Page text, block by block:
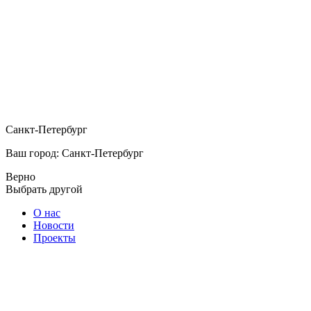
Санкт-Петербург
Ваш город: Санкт-Петербург
Верно
Выбрать другой
О нас
Новости
Проекты